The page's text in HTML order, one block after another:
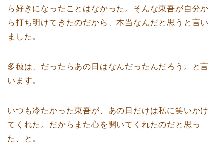
ら好きになったことはなかった。そんな東吾が自分か
ら打ち明けてきたのだから、本当なんだと思うと言い
ました。
多穂は、だったらあの日はなんだったんだろう。と言
います。
いつも冷たかった東吾が、あの日だけは私に笑いかけ
てくれた。だからまた心を開いてくれたのだと思っ
た、と。